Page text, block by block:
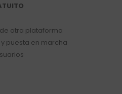
otra plataforma
puesta en marcha